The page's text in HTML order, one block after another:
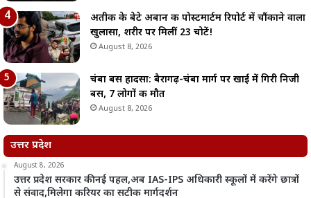
अतीक के बेटे अबान की पोस्टमार्टम रिपोर्ट में चौंकाने वाला
खुलासा, शरीर पर मिलीं 23 चोटें!
August 8, 2026
चंबा बस हादसा: बैरागढ़-चंबा मार्ग पर खाई में गिरी निजी
बस, 7 लोगों की मौत
August 8, 2026
उत्तर प्रदेश
August 8, 2026
उत्तर प्रदेश सरकार की नई पहल,अब IAS-IPS अधिकारी स्कूलों में करेंगे छात्रों
से संवाद,मिलेगा करियर का सटीक मार्गदर्शन